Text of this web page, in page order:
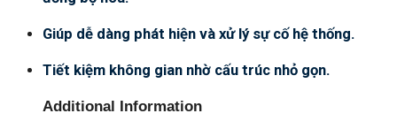
Giúp dễ dàng phát hiện và xử lý sự cố hệ thống.
Tiết kiệm không gian nhờ cấu trúc nhỏ gọn.
Additional Information